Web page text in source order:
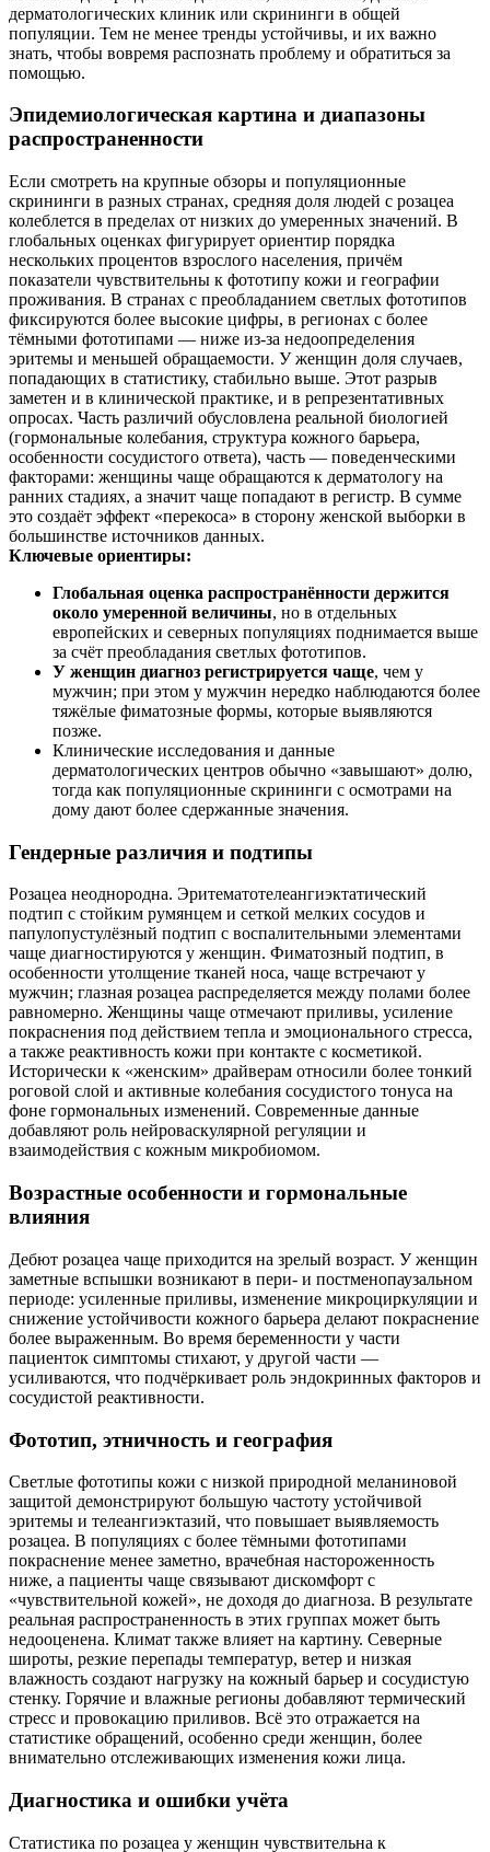
дерматологических клиник или скрининги в общей
популяции. Тем не менее тренды устойчивы, и их важно
знать, чтобы вовремя распознать проблему и обратиться за
помощью.
Эпидемиологическая картина и диапазоны
распространенности
Если смотреть на крупные обзоры и популяционные
скрининги в разных странах, средняя доля людей с розацеа
колеблется в пределах от низких до умеренных значений. В
глобальных оценках фигурирует ориентир порядка
нескольких процентов взрослого населения, причём
показатели чувствительны к фототипу кожи и географии
проживания. В странах с преобладанием светлых фототипов
фиксируются более высокие цифры, в регионах с более
тёмными фототипами — ниже из‑за недоопределения
эритемы и меньшей обращаемости. У женщин доля случаев,
попадающих в статистику, стабильно выше. Этот разрыв
заметен и в клинической практике, и в репрезентативных
опросах. Часть различий обусловлена реальной биологией
(гормональные колебания, структура кожного барьера,
особенности сосудистого ответа), часть — поведенческими
факторами: женщины чаще обращаются к дерматологу на
ранних стадиях, а значит чаще попадают в регистр. В сумме
это создаёт эффект «перекоса» в сторону женской выборки в
большинстве источников данных.
Ключевые ориентиры:
Глобальная оценка распространённости держится
около умеренной величины, но в отдельных
европейских и северных популяциях поднимается выше
за счёт преобладания светлых фототипов.
У женщин диагноз регистрируется чаще, чем у
мужчин; при этом у мужчин нередко наблюдаются более
тяжёлые фиматозные формы, которые выявляются
позже.
Клинические исследования и данные
дерматологических центров обычно «завышают» долю,
тогда как популяционные скрининги с осмотрами на
дому дают более сдержанные значения.
Гендерные различия и подтипы
Розацеа неоднородна. Эритематотелеангиэктатический
подтип с стойким румянцем и сеткой мелких сосудов и
папулопустулёзный подтип с воспалительными элементами
чаще диагностируются у женщин. Фиматозный подтип, в
особенности утолщение тканей носа, чаще встречают у
мужчин; глазная розацеа распределяется между полами более
равномерно. Женщины чаще отмечают приливы, усиление
покраснения под действием тепла и эмоционального стресса,
а также реактивность кожи при контакте с косметикой.
Исторически к «женским» драйверам относили более тонкий
роговой слой и активные колебания сосудистого тонуса на
фоне гормональных изменений. Современные данные
добавляют роль нейроваскулярной регуляции и
взаимодействия с кожным микробиомом.
Возрастные особенности и гормональные
влияния
Дебют розацеа чаще приходится на зрелый возраст. У женщин
заметные вспышки возникают в пери- и постменопаузальном
периоде: усиленные приливы, изменение микроциркуляции и
снижение устойчивости кожного барьера делают покраснение
более выраженным. Во время беременности у части
пациенток симптомы стихают, у другой части —
усиливаются, что подчёркивает роль эндокринных факторов и
сосудистой реактивности.
Фототип, этничность и география
Светлые фототипы кожи с низкой природной меланиновой
защитой демонстрируют большую частоту устойчивой
эритемы и телеангиэктазий, что повышает выявляемость
розацеа. В популяциях с более тёмными фототипами
покраснение менее заметно, врачебная настороженность
ниже, а пациенты чаще связывают дискомфорт с
«чувствительной кожей», не доходя до диагноза. В результате
реальная распространенность в этих группах может быть
недооценена. Климат также влияет на картину. Северные
широты, резкие перепады температур, ветер и низкая
влажность создают нагрузку на кожный барьер и сосудистую
стенку. Горячие и влажные регионы добавляют термический
стресс и провокацию приливов. Всё это отражается на
статистике обращений, особенно среди женщин, более
внимательно отслеживающих изменения кожи лица.
Диагностика и ошибки учёта
Статистика по розацеа у женщин чувствительна к